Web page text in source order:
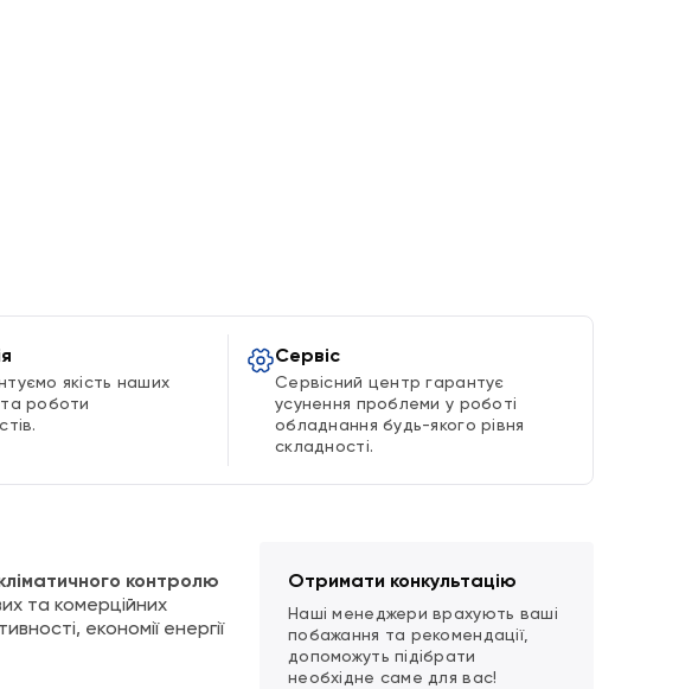
якість наших
роботи
Сервіс
Сервісний центр гарантує
усунення проблеми у роботі
обладнання будь-якого рівня
складності.
контролю
та комерційних
економії енергії
Отримати конкультацію
Наші менеджери врахують ваші
побажання та рекомендації,
допоможуть підібрати
необхідне саме для вас!